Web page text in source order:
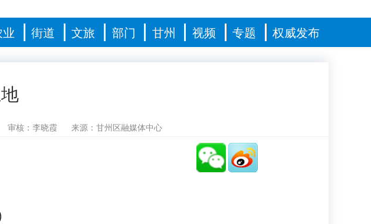
街道 文旅 部门 甘州 视频 专题 权威发布
审核：李晓霞 来源：甘州区融媒体中心